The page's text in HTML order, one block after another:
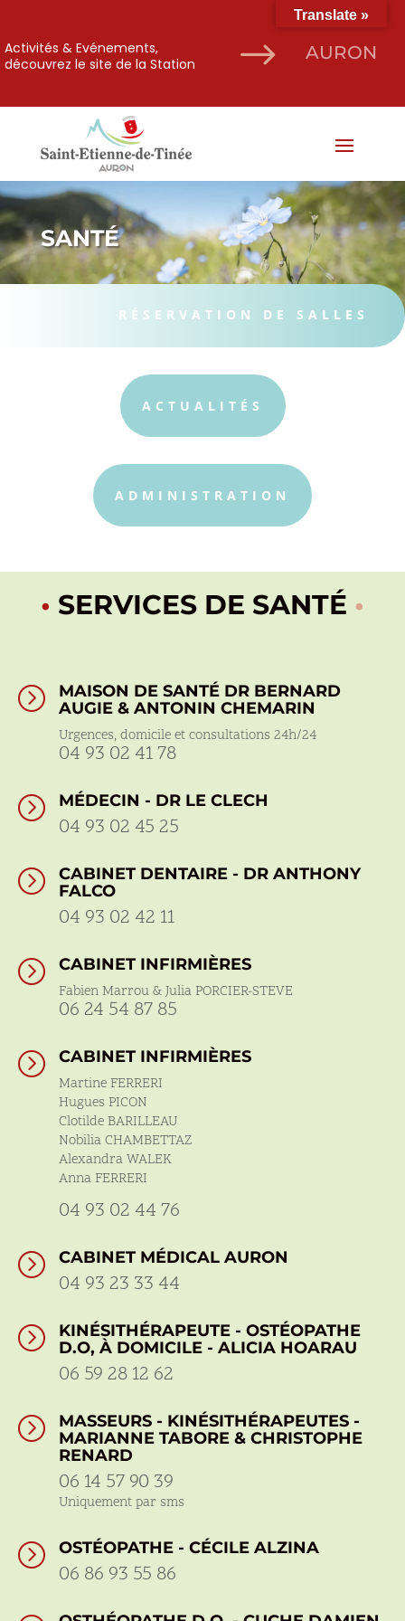
$
Activités & Evénements,
découvrez le site de la Station
AURON
SANTÉ
RÉSERVATION DE SALLES
ACTUALITÉS
ADMINISTRATION
• SERVICES DE SANTÉ •
=
MAISON DE SANTÉ DR BERNARD
AUGIE & ANTONIN CHEMARIN
Urgences, domicile et consultations 24h/24
04 93 02 41 78
= MÉDECIN - DR LE CLECH
04 93 02 45 25
=
CABINET DENTAIRE - DR ANTHONY
FALCO
04 93 02 42 11
= CABINET INFIRMIÈRES
Fabien Marrou & Julia PORCIER-STEVE
06 24 54 87 85
= CABINET INFIRMIÈRES
Martine FERRERI
Hugues PICON
Clotilde BARILLEAU
Nobilia CHAMBETTAZ
Alexandra WALEK
Anna FERRERI
04 93 02 44 76
= CABINET MÉDICAL AURON
04 93 23 33 44
=
KINÉSITHÉRAPEUTE - OSTÉOPATHE
D.O, À DOMICILE - ALICIA HOARAU
06 59 28 12 62
=
MASSEURS - KINÉSITHÉRAPEUTES -
MARIANNE TABORE & CHRISTOPHE
RENARD
06 14 57 90 39
Uniquement par sms
= OSTÉOPATHE - CÉCILE ALZINA
06 86 93 55 86
Translate »